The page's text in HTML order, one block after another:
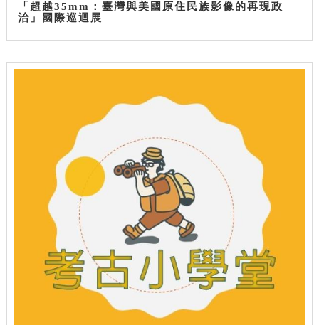
「超越35mm：臺灣與美國原住民族影像的再現政
治」國際巡迴展